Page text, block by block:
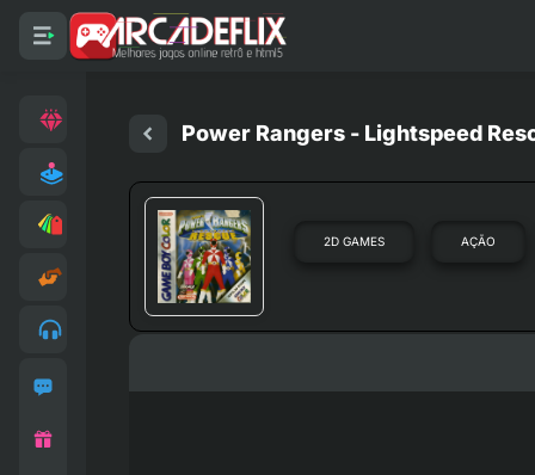
Power Rangers - Lightspeed
2D GAMES AÇÃO